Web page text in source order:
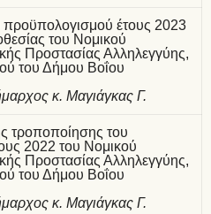
προϋπολογισμού έτους 2023
του Νομικού
Προστασίας Αλληλεγγύης,
του Δήμου Βοΐου
κ. Μαγιάγκας Γ.
τροποποίησης του
2022 του Νομικού
Προστασίας Αλληλεγγύης,
του Δήμου Βοΐου
κ. Μαγιάγκας Γ.